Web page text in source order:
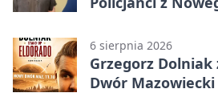
6 sierpnia 2026
Grzegorz
Dwór